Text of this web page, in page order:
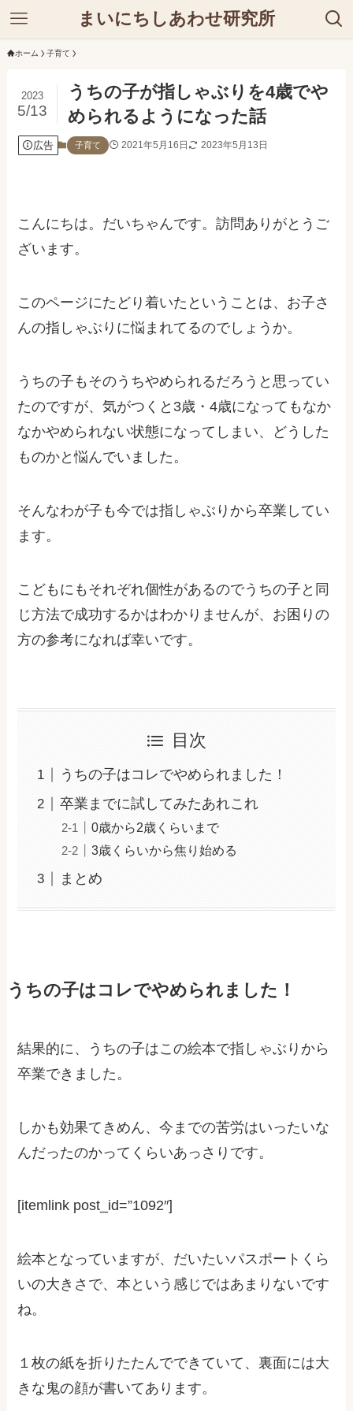
まいにちしあわせ研究所
ホーム 子育て
うちの子が指しゃぶりを4歳でや
められるようになった話
2023
5/13
広告 子育て 2021年5月16日 2023年5月13日
こんにちは。だいちゃんです。訪問ありがとうご
ざいます。
このページにたどり着いたということは、お子さ
んの指しゃぶりに悩まれてるのでしょうか。
うちの子もそのうちやめられるだろうと思ってい
たのですが、気がつくと3歳・4歳になってもなか
なかやめられない状態になってしまい、どうした
ものかと悩んでいました。
そんなわが子も今では指しゃぶりから卒業してい
ます。
こどもにもそれぞれ個性があるのでうちの子と同
じ方法で成功するかはわかりませんが、お困りの
方の参考になれば幸いです。
目次
うちの子はコレでやめられました！
卒業までに試してみたあれこれ
0歳から2歳くらいまで
3歳くらいから焦り始める
まとめ
うちの子はコレでやめられました！
結果的に、うちの子はこの絵本で指しゃぶりから
卒業できました。
しかも効果てきめん、今までの苦労はいったいな
んだったのかってくらいあっさりです。
[itemlink post_id=”1092″]
絵本となっていますが、だいたいパスポートくら
いの大きさで、本という感じではあまりないです
ね。
１枚の紙を折りたたんでできていて、裏面には大
きな鬼の顔が書いてあります。